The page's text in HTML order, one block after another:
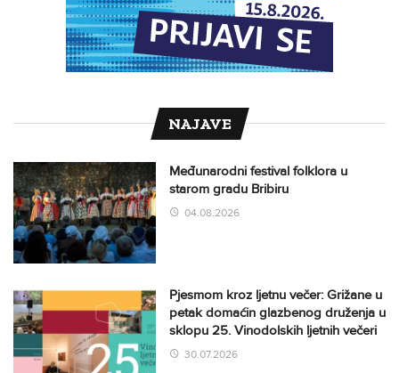
NAJAVE
Međunarodni festival folklora u
starom gradu Bribiru
04.08.2026
Pjesmom kroz ljetnu večer: Grižane u
petak domaćin glazbenog druženja u
sklopu 25. Vinodolskih ljetnih večeri
30.07.2026